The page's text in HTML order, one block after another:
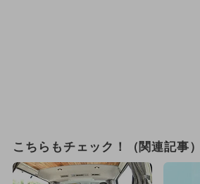
こちらもチェック！（関連記事）